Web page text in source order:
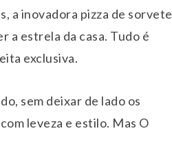
a inovadora pizza de sorvete
a estrela da casa. Tudo é
exclusiva.
sem deixar de lado os
leveza e estilo. Mas O